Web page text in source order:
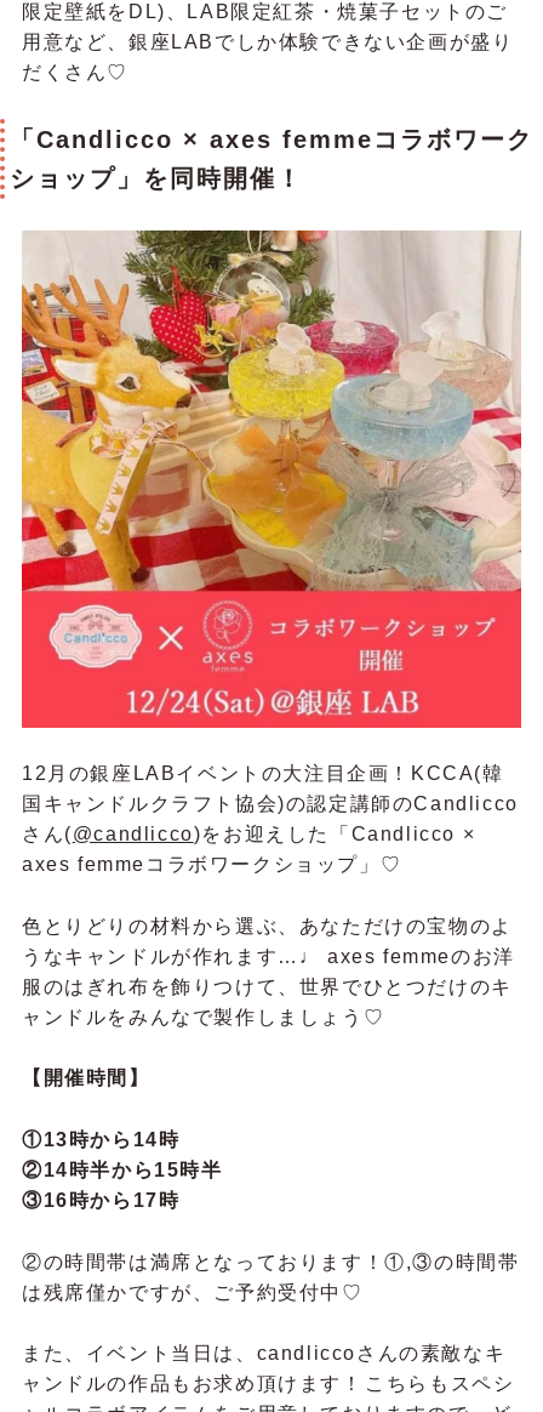
限定壁紙をDL)、
LAB限定紅茶・焼菓子セットのご
用意など、銀座LABでしか体験できない企画が盛り
だくさん♡
「Candlicco × axes femmeコラボワーク
ショップ」を同時開催！
12月の銀座LABイベントの大注目企画！KCCA(韓
国キャンドルクラフト協会)の認定講師のCandlicco
さん(@candlicco)をお迎えした「Candlicco ×
axes femmeコラボワークショップ」♡
色とりどりの材料から選ぶ、あなただけの宝物のよ
うなキャンドルが作れます…♩ axes femmeのお洋
服のはぎれ布を飾りつけて、世界でひとつだけのキ
ャンドルをみんなで製作しましょう♡
【開催時間】
①13時から14時
②14時半から15時半
③16時から17時
②の時間帯は満席となっております！①,③の時間帯
は残席僅かですが、ご予約受付中♡
また、イベント当日は、candliccoさんの素敵なキ
ャンドルの作品もお求め頂けます！⁡こちらもスペシ